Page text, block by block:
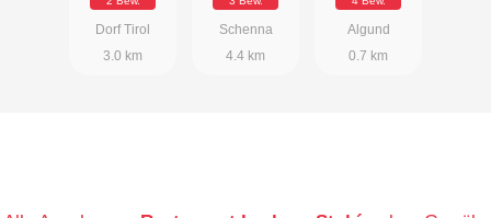
Dorf Tirol
3.0 km
Schenna
4.4 km
Algund
0.7 km